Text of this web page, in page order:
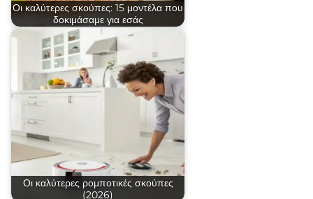
Οι καλύτερες σκούπες: 15 μοντέλα που
δοκιμάσαμε για εσάς
Οι καλύτερες ρομποτικές σκούπες
(2026)